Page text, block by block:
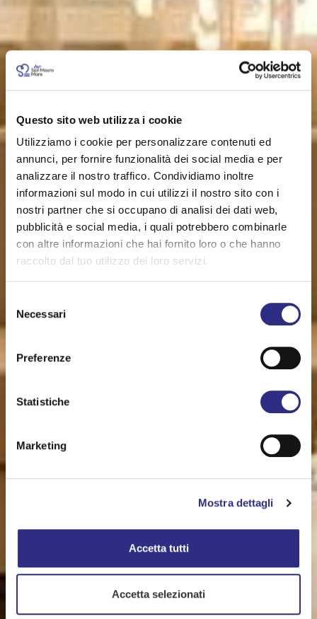
Questo sito web utilizza i cookie
Utilizziamo i cookie per personalizzare contenuti ed
annunci, per fornire funzionalità dei social media e per
analizzare il nostro traffico. Condividiamo inoltre
informazioni sul modo in cui utilizzi il nostro sito con i
nostri partner che si occupano di analisi dei dati web,
pubblicità e social media, i quali potrebbero combinarle
con altre informazioni che hai fornito loro o che hanno
raccolto dal tuo utilizzo dei loro servizi.
del
consenso
Necessari
Preferenze
Statistiche
Marketing
Mostra dettagli
Accetta tutti
Accetta selezionati